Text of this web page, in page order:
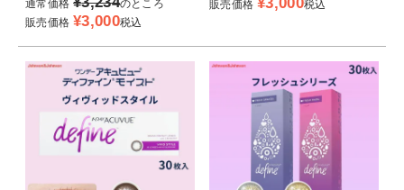
通常価格
のところ
販売価格 ¥3,000税込
販売価格 ¥3,000税込